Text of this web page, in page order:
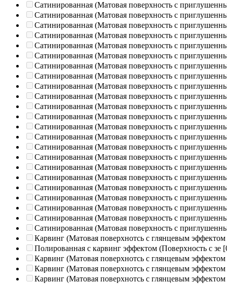
Сатинированная (Матовая поверхность с
Сатинированная (Матовая поверхность с
Сатинированная (Матовая поверхность с
Сатинированная (Матовая поверхность с
Сатинированная (Матовая поверхность с
Сатинированная (Матовая поверхность с
Сатинированная (Матовая поверхность с
Сатинированная (Матовая поверхность с
Сатинированная (Матовая поверхность с
Сатинированная (Матовая поверхность с
Сатинированная (Матовая поверхность с
Сатинированная (Матовая поверхность с
Сатинированная (Матовая поверхность с
Сатинированная (Матовая поверхность с
Сатинированная (Матовая поверхность с
Сатинированная (Матовая поверхность с
Сатинированная (Матовая поверхность с
Сатинированная (Матовая поверхность с
Сатинированная (Матовая поверхность с
Сатинированная (Матовая поверхность с
Сатинированная (Матовая поверхность с
Сатинированная (Матовая поверхность с
Сатинированная (Матовая поверхность с
Карвинг (Матовая поверхнотсь с глянцевым эффектом
Полированная c карвинг эффектом (Поверхность с зе
Карвинг (Матовая поверхнотсь с глянцевым эффектом
Карвинг (Матовая поверхнотсь с глянцевым эффектом
Карвинг (Матовая поверхнотсь с глянцевым эффектом